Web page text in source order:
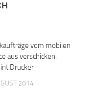
vom mobilen
aus verschicken:
Drucker
2014